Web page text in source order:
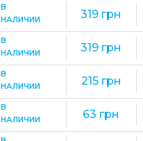
В
НАЛИЧИИ
319 грн
В
НАЛИЧИИ
319 грн
В
НАЛИЧИИ
215 грн
В
НАЛИЧИИ
63 грн